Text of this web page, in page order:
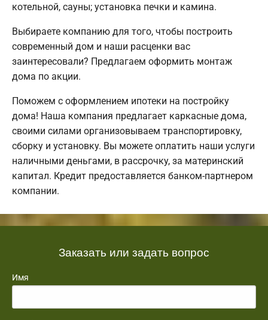
котельной, сауны; установка печки и камина.
Выбираете компанию для того, чтобы построить
современный дом и наши расценки вас
заинтересовали? Предлагаем оформить монтаж
дома по акции.
Поможем с оформлением ипотеки на постройку
дома! Наша компания предлагает каркасные дома,
своими силами организовываем транспортировку,
сборку и установку. Вы можете оплатить наши услуги
наличными деньгами, в рассрочку, за материнский
капитал. Кредит предоставляется банком-партнером
компании.
Заказать или задать вопрос
Имя